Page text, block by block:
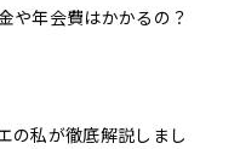
や年会費はかかるの？
の私が徹底解説しまし